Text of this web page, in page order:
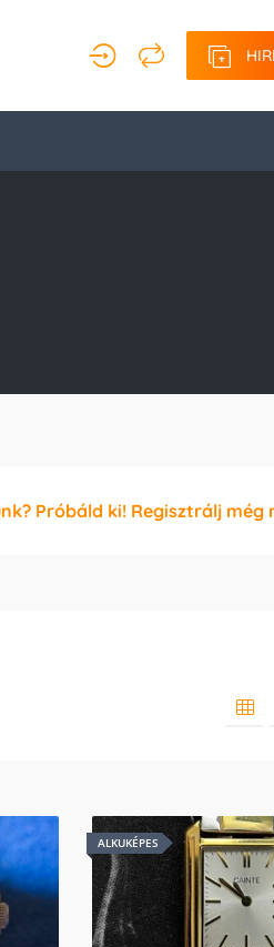
Próbáld ki! Regisztrálj még
ALKUKÉPES